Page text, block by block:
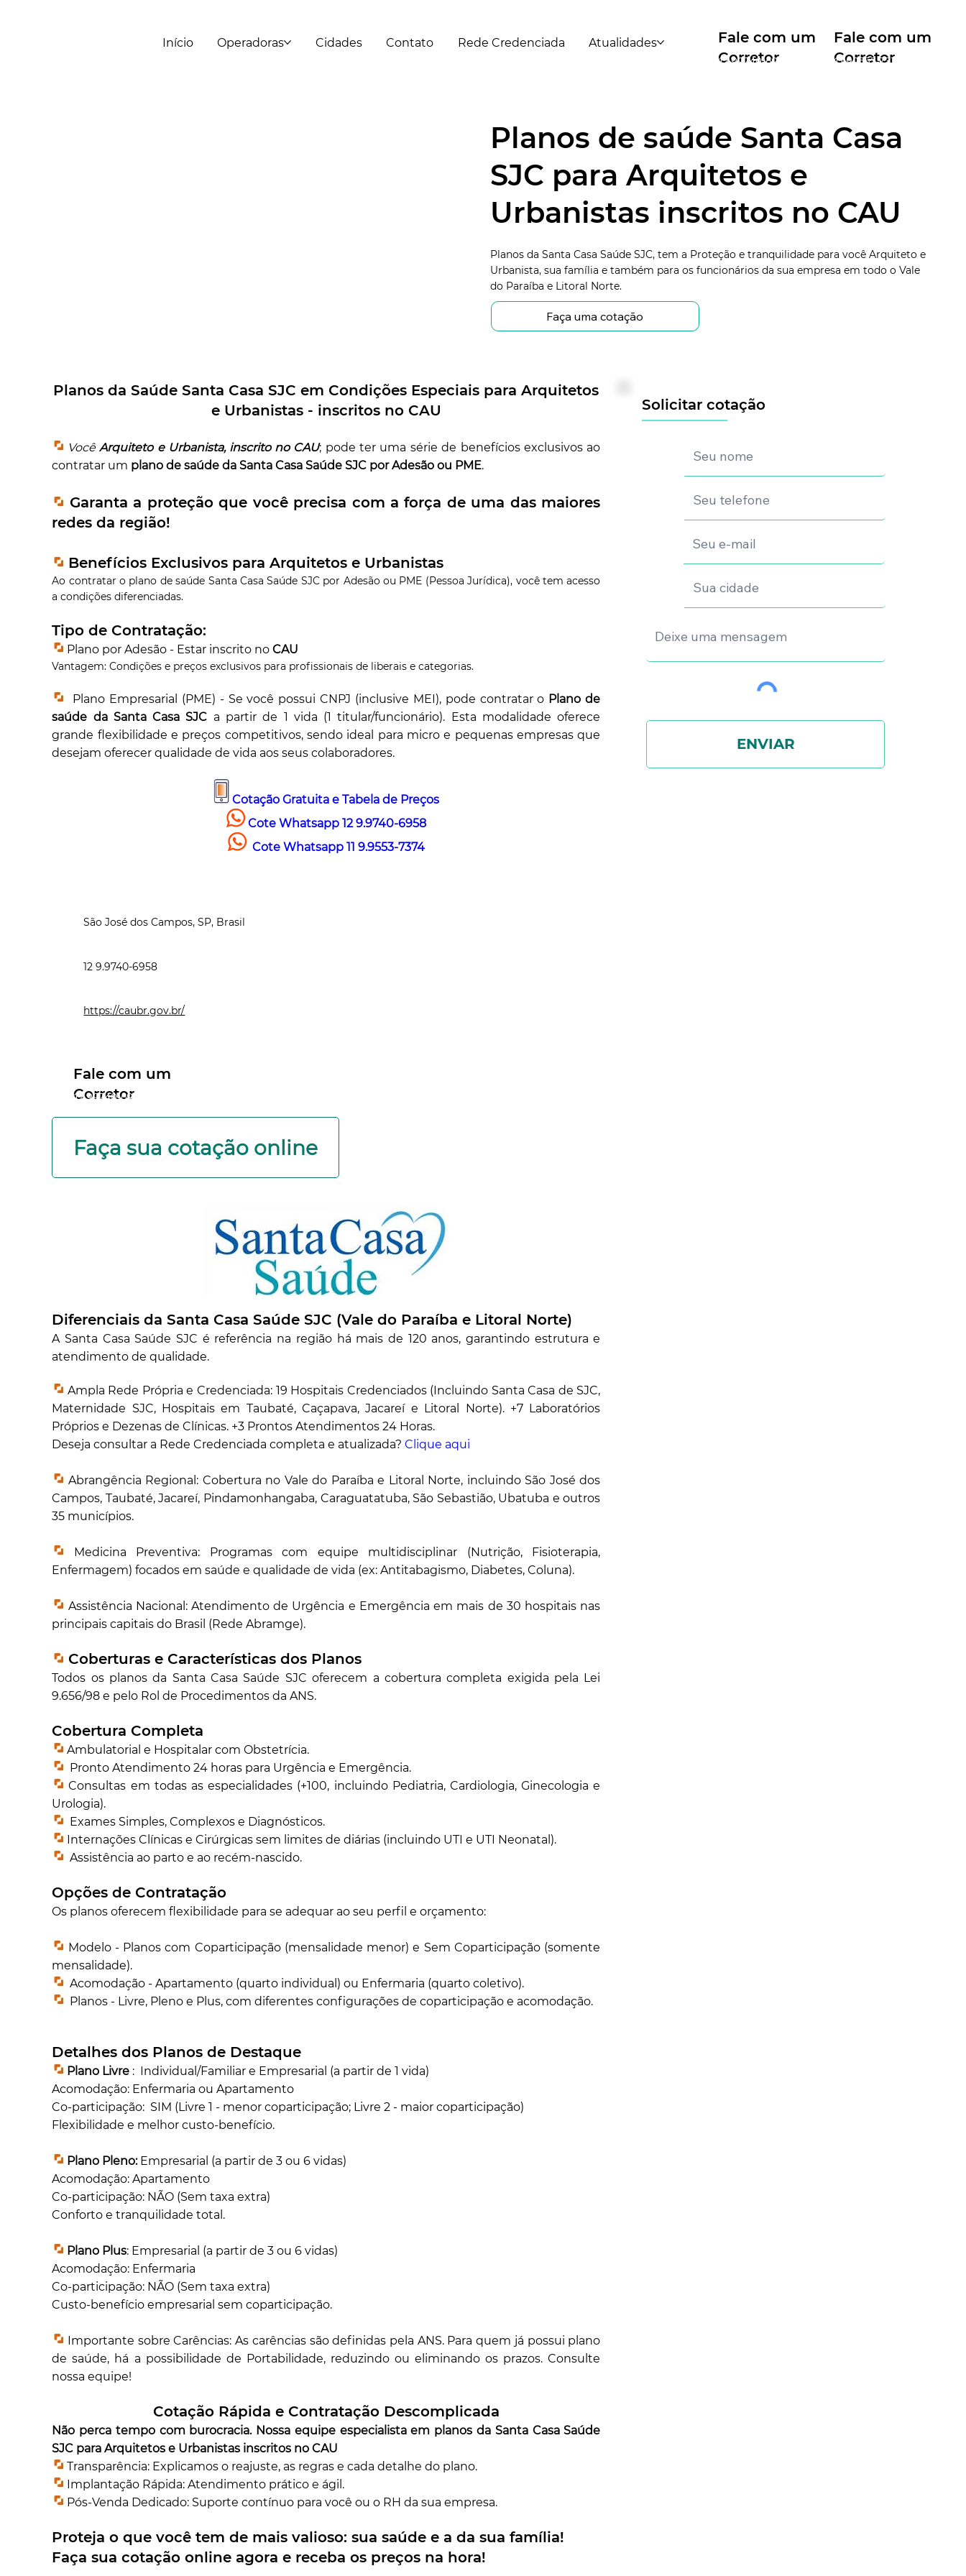
Início Operadoras Cidades Contato Rede Credenciada Atualidades
Fale com um
Corretor
11 99553-7374
Fale com um
Corretor
12 99740-6958
Planos de saúde Santa Casa
SJC para Arquitetos e
Urbanistas inscritos no CAU
Planos da Santa Casa Saúde SJC, tem a Proteção e tranquilidade para você Arquiteto e
Urbanista, sua família e também para os funcionários da sua empresa em todo o Vale
do Paraíba e Litoral Norte.
Faça uma cotação
Solicitar cotação
ENVIAR
Planos da Saúde Santa Casa SJC em Condições Especiais para Arquitetos
e Urbanistas - inscritos no CAU
VocêArquiteto e Urbanista, inscrito no CAU; pode ter uma série de benefícios exclusivos ao
contratar um plano de saúde da Santa Casa Saúde SJC por Adesão ou PME.
Garanta a proteção que você precisa com a força de uma das maiores
redes da região!
Benefícios Exclusivos paraArquitetos e Urbanistas
Ao contratar o plano de saúde Santa Casa Saúde SJC por Adesão ou PME (Pessoa Jurídica), você tem acesso
a condições diferenciadas.
Tipo de Contratação:
Plano por Adesão - Estar inscrito noCAU
Vantagem: Condições e preços exclusivos para profissionais de liberais e categorias.
Plano Empresarial (PME) - Se você possui CNPJ (inclusive MEI), pode contratar o Plano de
saúde da Santa Casa SJC a partir de 1 vida (1 titular/funcionário). Esta modalidade oferece
grande flexibilidade e preços competitivos, sendo ideal para micro e pequenas empresas que
desejam oferecer qualidade de vida aos seus colaboradores.
Cotação Gratuita e Tabela de Preços
Cote Whatsapp 12 9.9740-6958
Cote Whatsapp 11 9.9553-7374
São José dos Campos, SP, Brasil
12 9.9740-6958
https://caubr.gov.br/
Fale com um
Corretor
12 99740-6958
Faça sua cotação online
Diferenciais da Santa Casa Saúde SJC (Vale do Paraíba e Litoral Norte)
A Santa Casa Saúde SJC é referência na região há mais de 120 anos, garantindo estrutura e
atendimento de qualidade.
Ampla Rede Própria e Credenciada: 19 Hospitais Credenciados (Incluindo Santa Casa de SJC,
Maternidade SJC, Hospitais em Taubaté, Caçapava, Jacareí e Litoral Norte). +7 Laboratórios
Próprios e Dezenas de Clínicas. +3 Prontos Atendimentos 24 Horas.
Deseja consultar a Rede Credenciada completa e atualizada?Clique aqui
Abrangência Regional: Cobertura no Vale do Paraíba e Litoral Norte, incluindo São José dos
Campos, Taubaté, Jacareí, Pindamonhangaba, Caraguatatuba, São Sebastião, Ubatuba e outros
35 municípios.
Medicina Preventiva: Programas com equipe multidisciplinar (Nutrição, Fisioterapia,
Enfermagem) focados em saúde e qualidade de vida (ex: Antitabagismo, Diabetes, Coluna).
Assistência Nacional: Atendimento de Urgência e Emergência em mais de 30 hospitais nas
principais capitais do Brasil (Rede Abramge).
Coberturas e Características dos Planos
Todos os planos da Santa Casa Saúde SJC oferecem a cobertura completa exigida pela Lei
9.656/98 e pelo Rol de Procedimentos da ANS.
Cobertura Completa
Ambulatorial e Hospitalar com Obstetrícia.
Pronto Atendimento 24 horas para Urgência e Emergência.
Consultas em todas as especialidades (+100, incluindo Pediatria, Cardiologia, Ginecologia e
Urologia).
Exames Simples, Complexos e Diagnósticos.
Internações Clínicas e Cirúrgicas sem limites de diárias (incluindo UTI e UTI Neonatal).
Assistência ao parto e ao recém-nascido.
Opções de Contratação
Os planos oferecem flexibilidade para se adequar ao seu perfil e orçamento:
Modelo - Planos com Coparticipação (mensalidade menor) e Sem Coparticipação (somente
mensalidade).
Acomodação - Apartamento (quarto individual) ou Enfermaria (quarto coletivo).
Planos - Livre, Pleno e Plus, com diferentes configurações de coparticipação e acomodação.
Detalhes dos Planos de Destaque
Plano Livre : Individual/Familiar e Empresarial (a partir de 1 vida)
Acomodação: Enfermaria ou Apartamento
Co-participação: SIM (Livre 1 - menor coparticipação; Livre 2 - maior coparticipação)
Flexibilidade e melhor custo-benefício.
Plano Pleno:Empresarial (a partir de 3 ou 6 vidas)
Acomodação: Apartamento
Co-participação: NÃO (Sem taxa extra)
Conforto e tranquilidade total.
Plano Plus: Empresarial (a partir de 3 ou 6 vidas)
Acomodação: Enfermaria
Co-participação: NÃO (Sem taxa extra)
Custo-benefício empresarial sem coparticipação.
Importante sobre Carências: As carências são definidas pela ANS. Para quem já possui plano
de saúde, há a possibilidade de Portabilidade, reduzindo ou eliminando os prazos. Consulte
nossa equipe!
Cotação Rápida e Contratação Descomplicada
Não perca tempo com burocracia. Nossa equipe especialista em planos da Santa Casa Saúde
SJC para Arquitetos e Urbanistas inscritos no CAU
Transparência: Explicamos o reajuste, as regras e cada detalhe do plano.
Implantação Rápida: Atendimento prático e ágil.
Pós-Venda Dedicado: Suporte contínuo para você ou o RH da sua empresa.
Proteja o que você tem de mais valioso: sua saúde e a da sua família!
Faça sua cotação online agora e receba os preços na hora!